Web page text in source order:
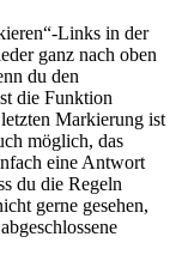
Links in der
ganz nach oben
du den
die Funktion
Markierung ist
möglich, das
eine Antwort
du die Regeln
gerne gesehen,